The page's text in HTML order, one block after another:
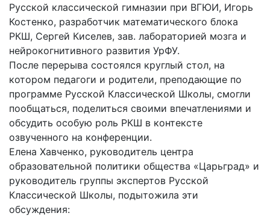
Русской классической гимназии при ВГЮИ, Игорь
Костенко, разработчик математического блока
РКШ, Сергей Киселев, зав. лабораторией мозга и
нейрокогнитивного развития УрФУ.
После перерыва состоялся круглый стол, на
котором педагоги и родители, преподающие по
программе Русской Классической Школы, смогли
пообщаться, поделиться своими впечатлениями и
обсудить особую роль РКШ в контексте
озвученного на конференции.
Елена Хавченко, руководитель центра
образовательной политики общества «Царьград» и
руководитель группы экспертов Русской
Классической Школы, подытожила эти
обсуждения: